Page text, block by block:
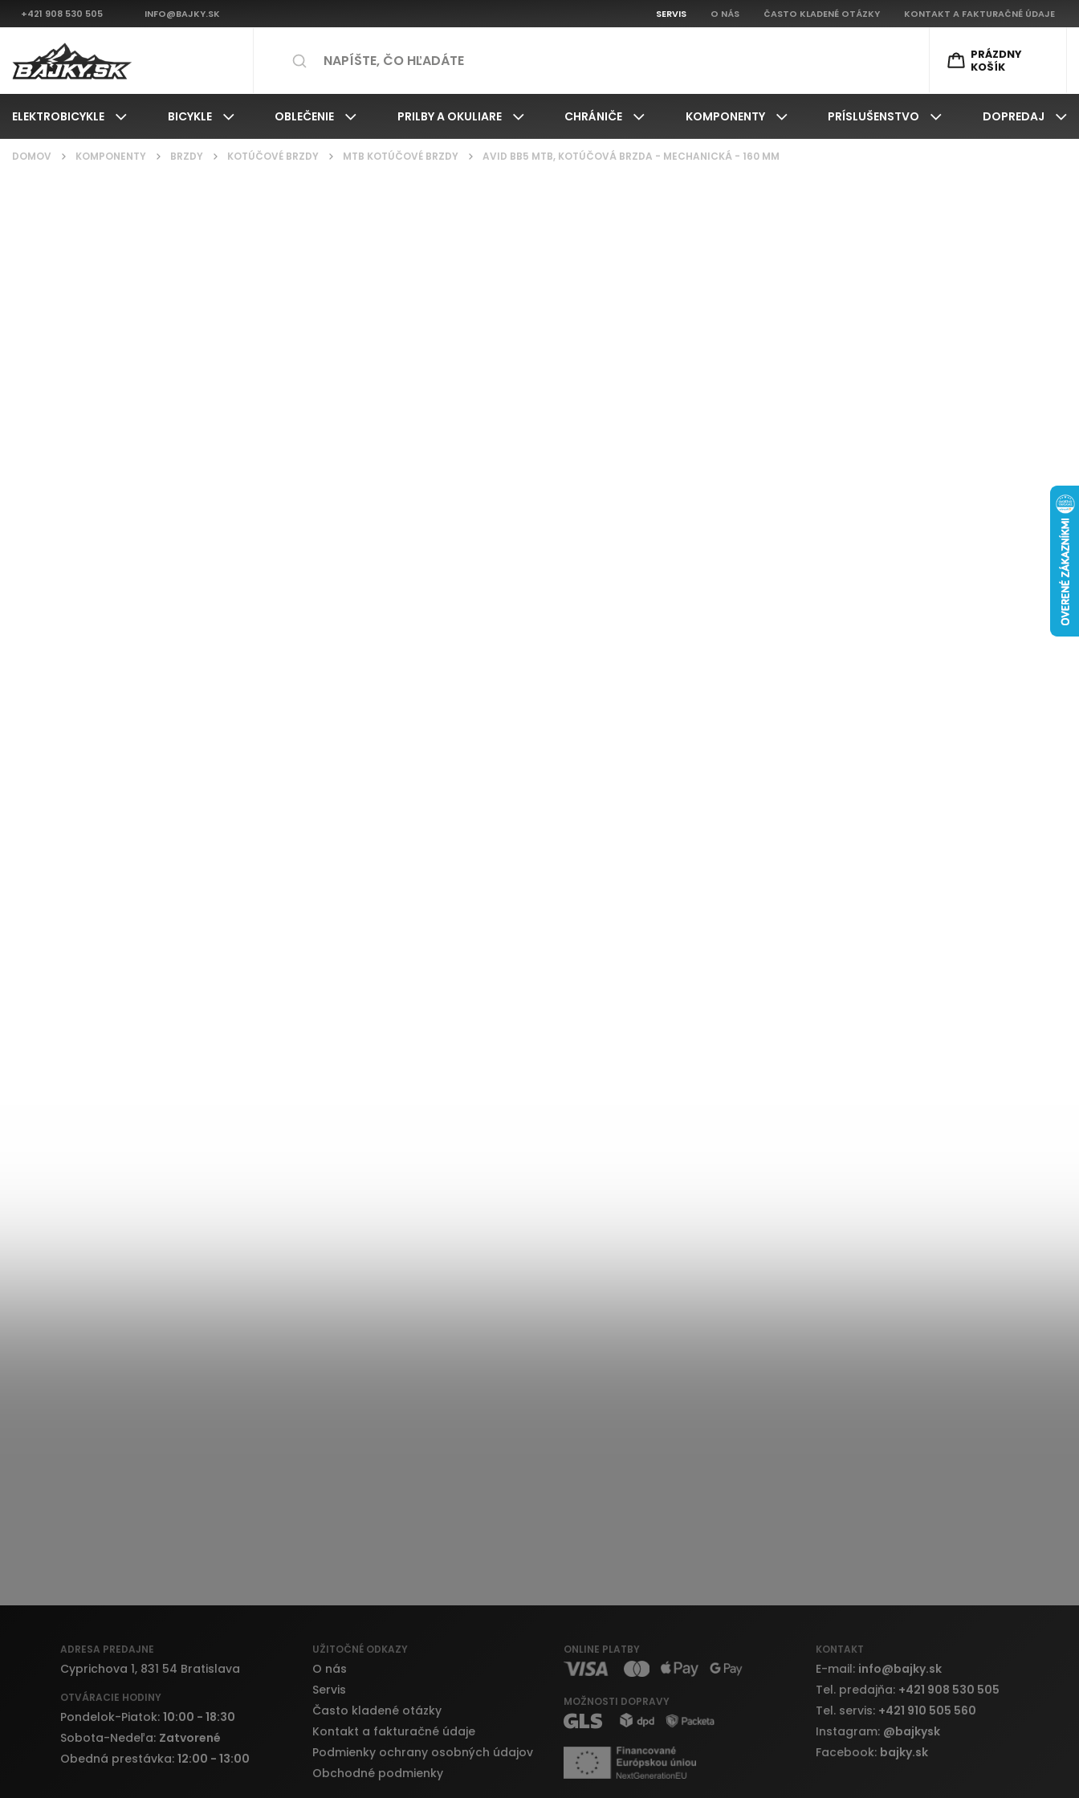
+421 908 530 505 INFO@BAJKY.SK SERVIS O NÁS ČASTO KLADENÉ OTÁZKY KONTAKT A FAKTURAČNÉ ÚDAJE
PRÁZDNY
KOŠÍK
ELEKTROBICYKLE BICYKLE OBLEČENIE PRILBY A OKULIARE CHRÁNIČE KOMPONENTY PRÍSLUŠENSTVO DOPREDAJ
DOMOV / KOMPONENTY / BRZDY / KOTÚČOVÉ BRZDY / MTB KOTÚČOVÉ BRZDY / AVID BB5 MTB, KOTÚČOVÁ BRZDA - MECHANICKÁ - 160 MM
ADRESA PREDAJNE
Cyprichova 1, 831 54 Bratislava
OTVÁRACIE HODINY
Pondelok-Piatok: 10:00 - 18:30
Sobota-Nedeľa: Zatvorené
Obedná prestávka: 12:00 - 13:00
UŽITOČNÉ ODKAZY
O nás
Servis
Často kladené otázky
Kontakt a fakturačné údaje
Podmienky ochrany osobných údajov
Obchodné podmienky
ONLINE PLATBY
MOŽNOSTI DOPRAVY
KONTAKT
E-mail: info@bajky.sk
Tel. predajňa: +421 908 530 505
Tel. servis: +421 910 505 560
Instagram: @bajkysk
Facebook: bajky.sk